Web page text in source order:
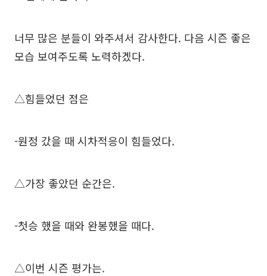
너무 많은 분들이 와주셔서 감사한다. 다음 시즌 좋은
모습 보여주도록 노력하겠다.
△힘들었던 점은
-원정 갔을 때 시차적응이 힘들었다.
△가장 좋았던 순간은.
-첫승 했을 때와 완봉했을 때다.
△이번 시즌 평가는.